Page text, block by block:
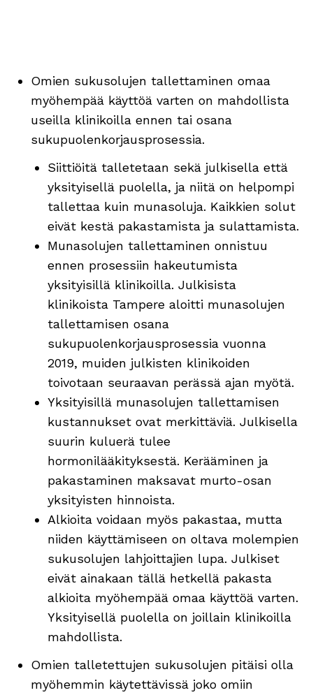
Omien sukusolujen tallettaminen omaa
myöhempää käyttöä varten on mahdollista
useilla klinikoilla ennen tai osana
sukupuolenkorjausprosessia.
Siittiöitä talletetaan sekä julkisella että
yksityisellä puolella, ja niitä on helpompi
tallettaa kuin munasoluja. Kaikkien solut
eivät kestä pakastamista ja sulattamista.
Munasolujen tallettaminen onnistuu
ennen prosessiin hakeutumista
yksityisillä klinikoilla. Julkisista
klinikoista Tampere aloitti munasolujen
tallettamisen osana
sukupuolenkorjausprosessia vuonna
2019, muiden julkisten klinikoiden
toivotaan seuraavan perässä ajan myötä.
Yksityisillä munasolujen tallettamisen
kustannukset ovat merkittäviä. Julkisella
suurin kuluerä tulee
hormonilääkityksestä. Kerääminen ja
pakastaminen maksavat murto-osan
yksityisten hinnoista.
Alkioita voidaan myös pakastaa, mutta
niiden käyttämiseen on oltava molempien
sukusolujen lahjoittajien lupa. Julkiset
eivät ainakaan tällä hetkellä pakasta
alkioita myöhempää omaa käyttöä varten.
Yksityisellä puolella on joillain klinikoilla
mahdollista.
Omien talletettujen sukusolujen pitäisi olla
myöhemmin käytettävissä joko omiin